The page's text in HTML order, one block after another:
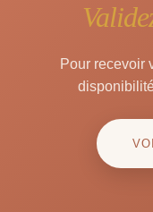
Pour recevoir